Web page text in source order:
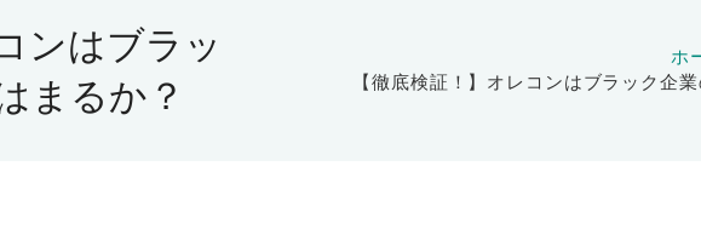
ンはブラッ
まるか？
ホ
【徹底検証！】オレコンはブラック企